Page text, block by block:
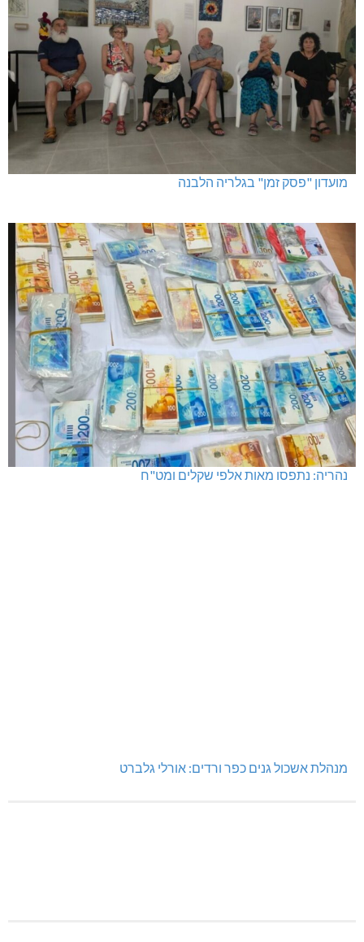
מועדון "פסק זמן" בגלריה הלבנה
נהריה: נתפסו מאות אלפי שקלים ומט"ח
מנהלת אשכול גנים כפר ורדים: אורלי גלברט